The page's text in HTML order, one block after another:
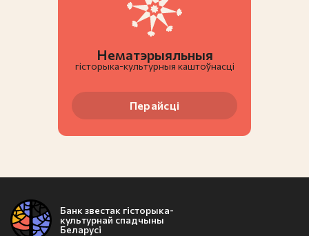
Нематэрыяльныя
гiсторыка-культурныя каштоўнасці
Перайсці
Банк звестак гісторыка-
культурнай спадчыны
Беларусі